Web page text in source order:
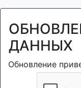
ДАННЫХ
Обновление